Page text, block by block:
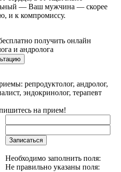
— Ваш мужчина — скорее
и к компромиссу.
получить онлайн
и андролога
репродуктолог, андролог,
эндокринолог, терапевт
на прием!
Записаться
Необходимо заполнить поля:
Не правильно указаны поля: